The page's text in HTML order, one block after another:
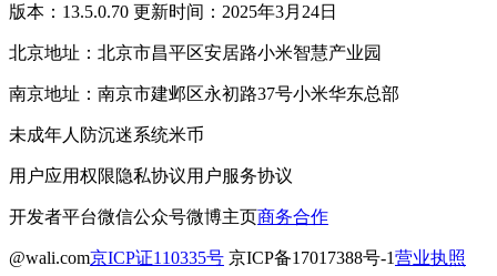
版本：13.5.0.70 更新时间：2025年3月24日
北京地址：北京市昌平区安居路小米智慧产业园
南京地址：南京市建邺区永初路37号小米华东总部
未成年人防沉迷系统米币
用户应用权限隐私协议用户服务协议
开发者平台微信公众号微博主页商务合作
@wali.com京ICP证110335号 京ICP备17017388号-1营业执照